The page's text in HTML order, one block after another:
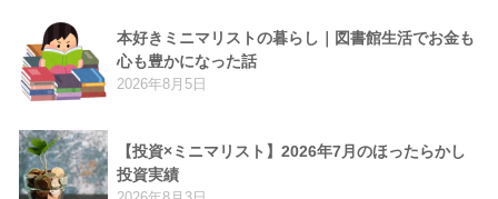
本好きミニマリストの暮らし｜図書館生活でお金も
心も豊かになった話
2026年8月5日
【投資×ミニマリスト】2026年7月のほったらかし
投資実績